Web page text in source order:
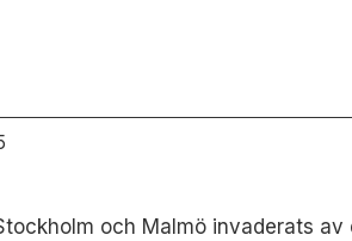
och Malmö invaderats